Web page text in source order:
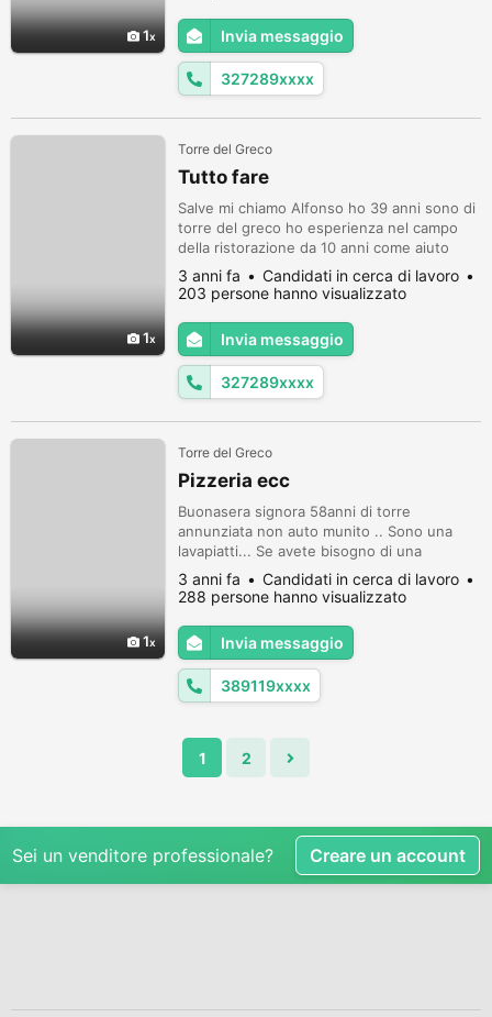
1 Invia messaggio
327289xxxx
1
Torre del Greco
Tutto fare
Salve mi chiamo Alfonso ho 39 anni sono di
torre del greco ho esperienza nel campo
della ristorazione da 10 anni come aiuto
cuoco mi interessa anche manovale con
poca esperienza imbianchino con poca
esperienza badante con esperienza
custode notturno
3 anni fa
Candidati in cerca di lavoro
203 persone hanno visualizzato
Invia messaggio
327289xxxx
1
Torre del Greco
Pizzeria ecc
Buonasera signora 58anni di torre
annunziata non auto munito .. Sono una
lavapiatti... Se avete bisogno di una
persona all'interno di pasticceria vapoforno
gastronomia ristoranti ecc... per lavare
teglie piatti ecc sono capace di friggere
anche crocchette ecc. Cerco anche come
extra ... Cell 3891198894
3 anni fa
Candidati in cerca di lavoro
288 persone hanno visualizzato
Invia messaggio
389119xxxx
1 2
Sei un venditore professionale? Creare un account